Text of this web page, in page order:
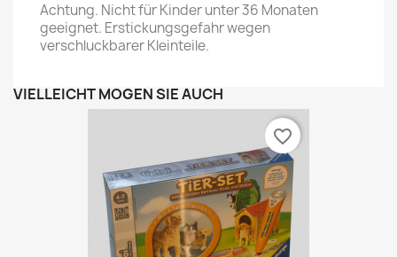
Achtung. Nicht für Kinder unter 36 Monaten
geeignet. Erstickungsgefahr wegen
verschluckbarer Kleinteile.
VIELLEICHT MÖGEN SIE AUCH
favorite_border